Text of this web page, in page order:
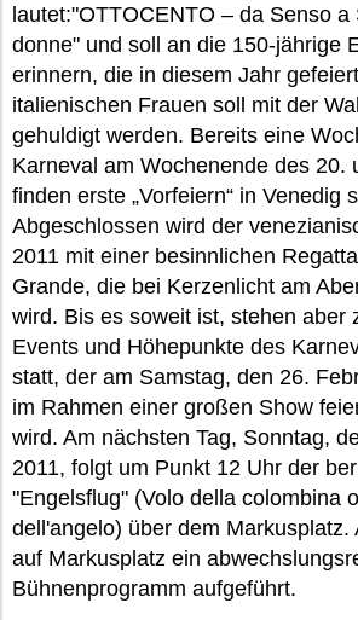
lautet:"OTTOCENTO – da Senso
donne" und soll an die 150-jährige
erinnern, die in diesem Jahr
italienischen Frauen soll mit der
gehuldigt werden. Bereits eine
Karneval am Wochenende des 20.
finden erste „Vorfeiern“ in Venedig
Abgeschlossen wird der
2011 mit einer besinnlichen
Grande, die bei Kerzenlicht am
wird. Bis es soweit ist, stehen aber
Events und Höhepunkte des
statt, der am Samstag, den 26.
im Rahmen einer großen Show
wird. Am nächsten Tag, Sonntag,
2011, folgt um Punkt 12 Uhr der
"Engelsflug" (Volo della colombina
dell'angelo) über dem Markusplatz.
auf Markusplatz ein
Bühnenprogramm aufgeführt.